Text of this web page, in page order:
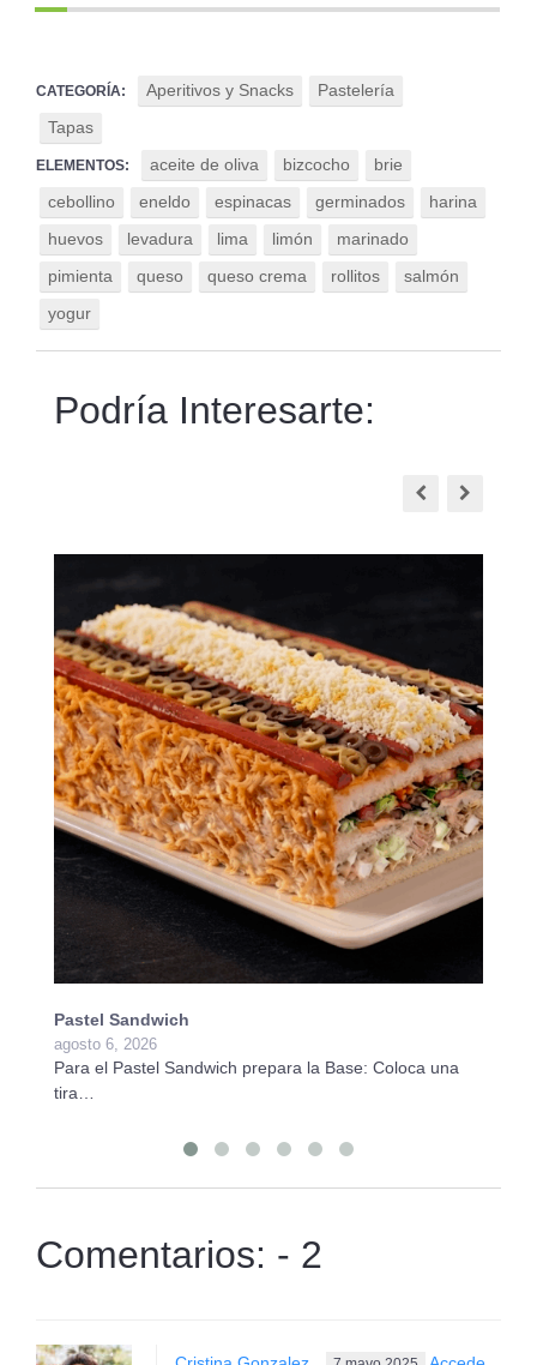
CATEGORÍA: Aperitivos y Snacks
Pastelería
Tapas
ELEMENTOS: aceite de oliva bizcocho
brie
cebollino
eneldo espinacas germinados
harina
huevos
levadura lima limón
marinado
pimienta
queso queso crema rollitos
salmón
yogur
Podría Interesarte:
Pastel Sandwich
agosto 6, 2026
Para el Pastel Sandwich prepara la Base: Coloca una
tira…
Comentarios: - 2